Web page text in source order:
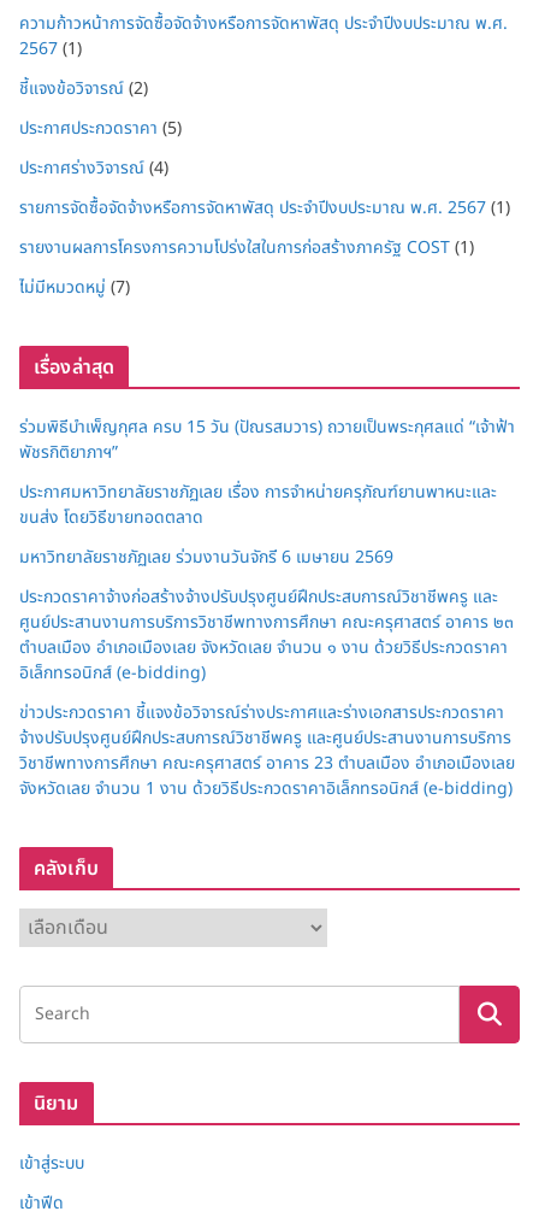
ความก้าวหน้าการจัดซื้อจัดจ้างหรือการจัดหาพัสดุ ประจำปีงบประมาณ พ.ศ.
2567(1)
ชี้แจงข้อวิจารณ์(2)
ประกาศประกวดราคา (5)
ประกาศร่างวิจารณ์(4)
รายการจัดซื้อจัดจ้างหรือการจัดหาพัสดุ ประจำปีงบประมาณ พ.ศ. 2567(1)
รายงานผลการโครงการความโปร่งใสในการก่อสร้างภาครัฐ COST(1)
ไม่มีหมวดหมู่ (7)
เรื่องล่าสุด
ร่วมพิธีบำเพ็ญกุศล ครบ 15 วัน (ปัณรสมวาร) ถวายเป็นพระกุศลแด่ “เจ้าฟ้า
พัชรกิติยาภาฯ”
ประกาศมหาวิทยาลัยราชภัฏเลย เรื่อง การจำหน่ายครุภัณฑ์ยานพาหนะและ
ขนส่ง โดยวิธีขายทอดตลาด
มหาวิทยาลัยราชภัฏเลย ร่วมงานวันจักรี 6 เมษายน 2569
ประกวดราคาจ้างก่อสร้างจ้างปรับปรุงศูนย์ฝึกประสบการณ์วิชาชีพครู และ
ศูนย์ประสานงานการบริการวิชาชีพทางการศึกษา คณะครุศาสตร์ อาคาร ๒๓
ตำบลเมือง อำเภอเมืองเลย จังหวัดเลย จำนวน ๑ งาน ด้วยวิธีประกวดราคา
อิเล็กทรอนิกส์ (e-bidding)
ข่าวประกวดราคา ชี้แจงข้อวิจารณ์ร่างประกาศและร่างเอกสารประกวดราคา
จ้างปรับปรุงศูนย์ฝึกประสบการณ์วิชาชีพครู และศูนย์ประสานงานการบริการ
วิชาชีพทางการศึกษา คณะครุศาสตร์ อาคาร 23 ตำบลเมือง อำเภอเมืองเลย
จังหวัดเลย จำนวน 1 งาน ด้วยวิธีประกวดราคาอิเล็กทรอนิกส์ (e-bidding)
คลังเก็บ
ลั
ง
ก็
นิยาม
เข้าสู่ระบบ
เข้าฟีด